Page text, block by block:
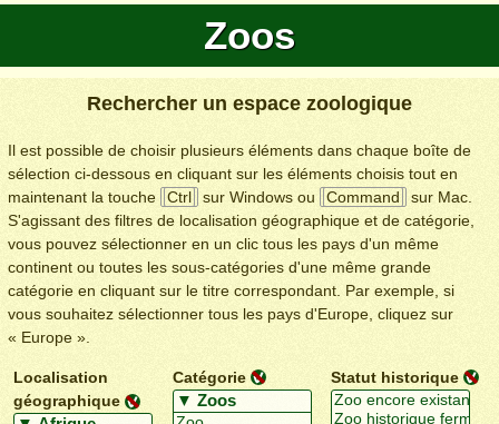
Zoos
Rechercher un espace zoologique
Il est possible de choisir plusieurs éléments dans chaque boîte de
sélection ci-dessous en cliquant sur les éléments choisis tout en
maintenant la touche
Ctrl sur Windows ou Command
sur Mac.
S'agissant des filtres de localisation géographique et de catégorie,
vous pouvez sélectionner en un clic tous les pays d'un même
continent ou toutes les sous-catégories d'une même grande
catégorie en cliquant sur le titre correspondant. Par exemple, si
vous souhaitez sélectionner tous les pays d'Europe, cliquez sur
« Europe ».
Localisation
géographique
Catégorie Statut historique